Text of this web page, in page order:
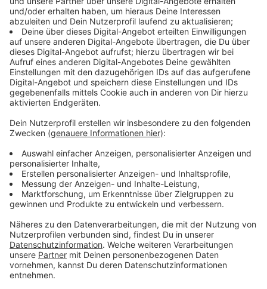
schnellen Kauf zu animieren. Die Verbraucherzentrale
sagt: Beides sage nichts darüber aus, wie viele
Produkte tatsächlich verfügbar sind: Es könnten 10,
aber auch 1.000 sein. Außerdem lohne es sich, Preise
zu vergleichen, oft würden diese sich mehrmals am
Tag ändern. Und: Beim Online-Shopping sollten wir eine
sichere Bezahlmöglichkeit wählen, sowie Vorkasse
vermeiden. Alle ausführlichen Tipps der
Verbraucherzentrale gibt esHIER.
Anzeige
Anzeige
Deutschlandweit rechnet der